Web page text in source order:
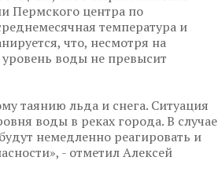
Пермского центра по
температура и
что, несмотря на
воды не превысит
таянию льда и снега. Ситуация
воды в реках города. В случае
немедленно реагировать и
- отметил Алексей